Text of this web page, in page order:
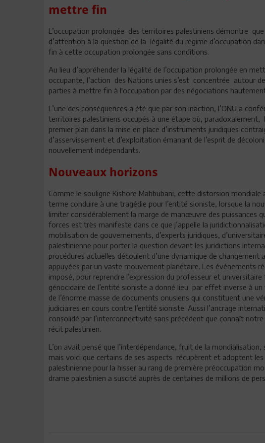
mettre fin
L’occupation prolongée des territoires palestiniens démontre
d’attention à la question de la légalité du régime d’occupation
fin à cette occupation prolongée sans conditions.
Au lieu d’appréhender la légalité de l’occupation prolongée en
occupante, l’action des Nations unies s’est concentrée autour
parties à mettre fin à l'occupation par des négociations
L’une des conséquences a été que par son inaction, l’ONU a
territoires palestiniens occupés à une étape où, paradoxalement,
premier plan dans la mise en place d’instruments juridiques
d’asservissement et d’exploitation émanant de l’esprit de
nouvellement indépendants.
Nouveaux horizons
Comme le souligne Kishore Mahbubani, cette distorsion
terme conduire à une tragédie pour l’entité sioniste, lorsque la
limiter considérablement la marge de manœuvre des puissances
forces est très manifeste dans ce que j’appelle la
mobilisation de gouvernements, d’experts juridiques,
palestinienne pour porter la question devant les juridictions
procédures actuelles découlent d’une dynamique de changement
appuyées par un vaste mouvement planétaire. Les événements
imposé, pour reprendre l’expression du professeur et
génocidaire de l’entité sioniste a donné lieu par effet inverse à
de l’énorme masse de documents onusiens qui constituent une
judiciaires en cours contre l’entité sioniste. Aussi l’ancrage
consolidé par l’interconnectivité sans précédent que connaît
récit palestinien.
L’on avait pensé que l’interdépendance, fruit de la
mais voici que certains de ses aspects récupèrent et adoptent
palestinienne pour la hisser au rang de première préoccupation
drame palestinien a suscité auprès de centaines de millions de